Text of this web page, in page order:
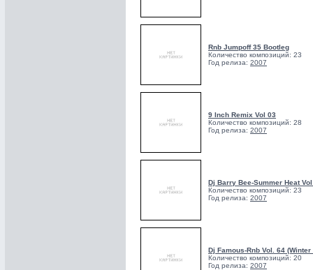
Rnb Jumpoff 35 Bootleg
Количество композиций: 23
Год релиза: 2007
9 Inch Remix Vol 03
Количество композиций: 28
Год релиза: 2007
Dj Barry Bee-Summer Heat
Количество композиций: 23
Год релиза: 2007
Dj Famous-Rnb Vol. 64
Количество композиций: 20
Год релиза: 2007